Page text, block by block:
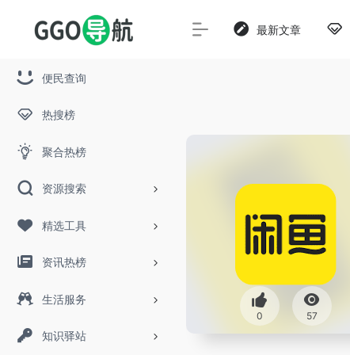
便民查询
热搜榜
聚合热榜
资源搜索
精选工具
资讯热榜
生活服务
知识驿站
最新文章
0 57